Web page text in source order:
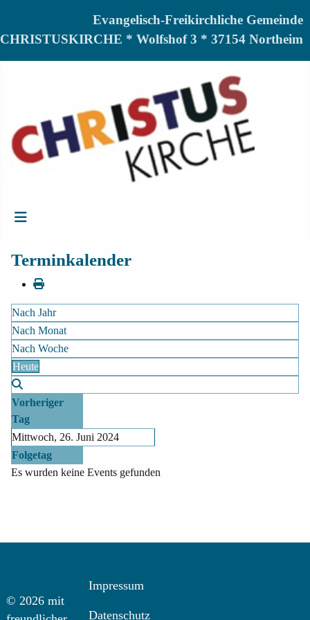
Evangelisch-Freikirchliche Gemeinde
CHRISTUSKIRCHE * Wolfshof 3 * 37154 Northeim
Terminkalender
Nach Jahr
Nach Monat
Nach Woche
Heute
Vorheriger
Tag
Mittwoch, 26. Juni 2024
Folgetag
Es wurden keine Events gefunden
© 2026 mit
Impressum
Datenschutz